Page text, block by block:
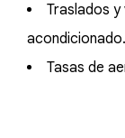
Traslados
acondicionado.
Tasas de